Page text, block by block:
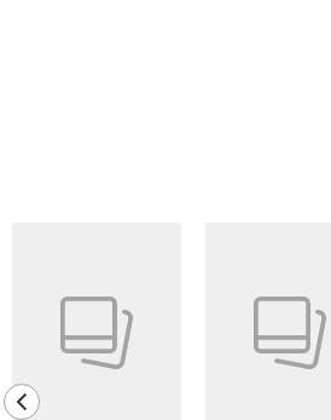
previous element